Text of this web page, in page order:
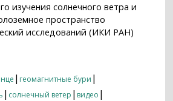
изучения солнечного ветра и
пространство
исследований (ИКИ РАН)
| геомагнитные бури |
| солнечный ветер | видео |